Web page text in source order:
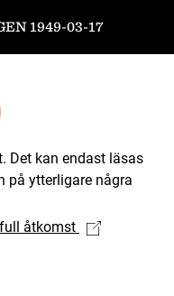
1949-03-17
Det kan endast läsas
på ytterligare några
åtkomst